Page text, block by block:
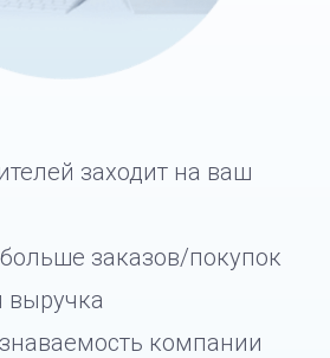
заходит на ваш
заказов/покупок
выручка
компании